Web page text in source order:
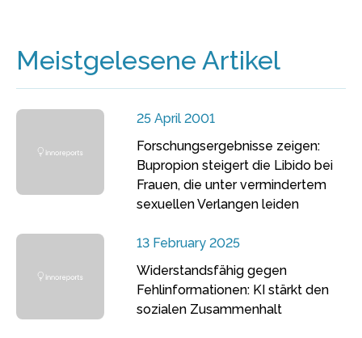
Meistgelesene Artikel
25 April 2001
Forschungsergebnisse zeigen:
Bupropion steigert die Libido bei
Frauen, die unter vermindertem
sexuellen Verlangen leiden
13 February 2025
Widerstandsfähig gegen
Fehlinformationen: KI stärkt den
sozialen Zusammenhalt